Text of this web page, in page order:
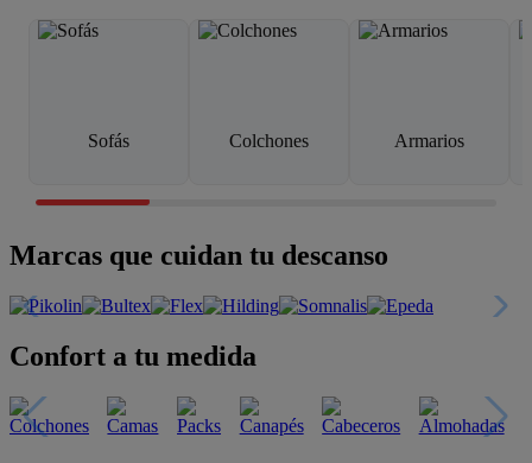
Sofás Colchones Armarios
Marcas que cuidan tu descanso
Confort a tu medida